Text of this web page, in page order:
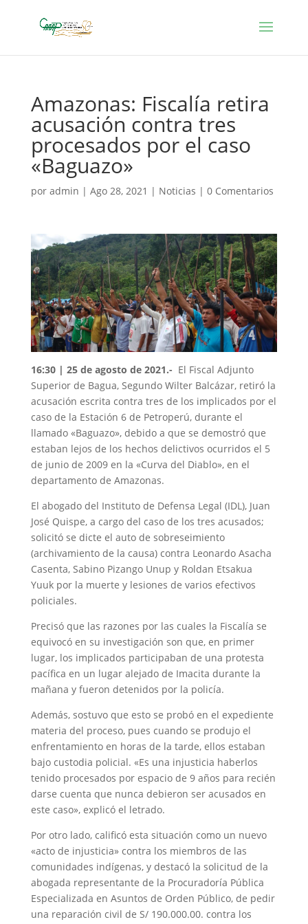
Amazonas: Fiscalía retira
acusación contra tres
procesados por el caso
«Baguazo»
por admin | Ago 28, 2021 | Noticias | 0 Comentarios
16:30 | 25 de agosto de 2021.- El Fiscal Adjunto
Superior de Bagua, Segundo Wilter Balcázar, retiró la
acusación escrita contra tres de los implicados por el
caso de la Estación 6 de Petroperú, durante el
llamado «Baguazo», debido a que se demostró que
estaban lejos de los hechos delictivos ocurridos el 5
de junio de 2009 en la «Curva del Diablo», en el
departamento de Amazonas.
El abogado del Instituto de Defensa Legal (IDL), Juan
José Quispe, a cargo del caso de los tres acusados;
solicitó se dicte el auto de sobreseimiento
(archivamiento de la causa) contra Leonardo Asacha
Casenta, Sabino Pizango Unup y Roldan Etsakua
Yuuk por la muerte y lesiones de varios efectivos
policiales.
Precisó que las razones por las cuales la Fiscalía se
equivocó en su investigación son que, en primer
lugar, los implicados participaban de una protesta
pacífica en un lugar alejado de Imacita durante la
mañana y fueron detenidos por la policía.
Además, sostuvo que esto se probó en el expediente
materia del proceso, pues cuando se produjo el
enfrentamiento en horas de la tarde, ellos estaban
bajo custodia policial. «Es una injusticia haberlos
tenido procesados por espacio de 9 años para recién
darse cuenta que nunca debieron ser acusados en
este caso», explicó el letrado.
Por otro lado, calificó esta situación como un nuevo
«acto de injusticia» contra los miembros de las
comunidades indígenas, y destacó la solicitud de la
abogada representante de la Procuradoría Pública
Especializada en Asuntos de Orden Público, de pedir
una reparación civil de S/ 190.000.00. contra los